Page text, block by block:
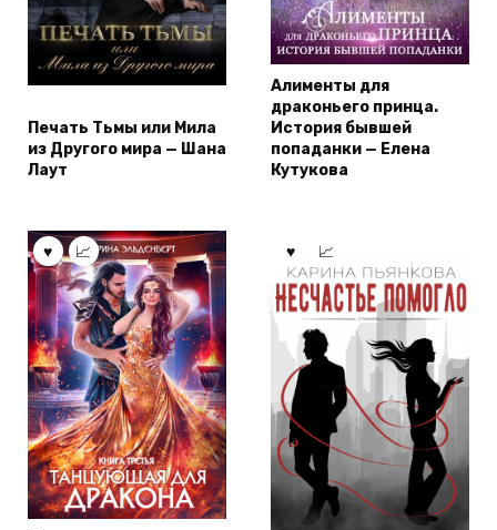
Печать Тьмы или Мила
из Другого мира — Шана
Лаут
Алименты для
драконьего принца.
История бывшей
попаданки — Елена
Кутукова